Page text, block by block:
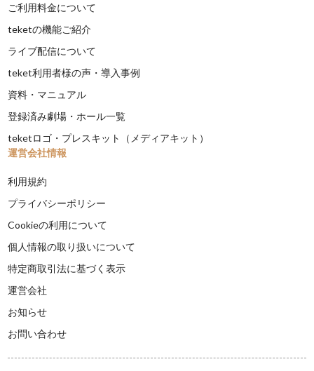
ご利用料金について
teketの機能ご紹介
ライブ配信について
teket利用者様の声・導入事例
資料・マニュアル
登録済み劇場・ホール一覧
teketロゴ・プレスキット（メディアキット）
運営会社情報
利用規約
プライバシーポリシー
Cookieの利用について
個人情報の取り扱いについて
特定商取引法に基づく表示
運営会社
お知らせ
お問い合わせ